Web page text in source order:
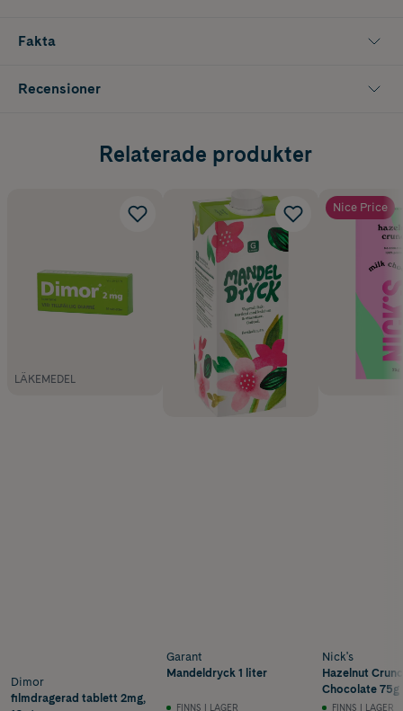
Fakta
Recensioner
Relaterade produkter
LÄKEMEDEL
Dimor
filmdragerad tablett 2mg,
Garant
Mandeldryck 1 liter
FINNS I LAGER
Nice Price
Nick's
Hazelnut
Chocolate 75g
FINNS I LAGER